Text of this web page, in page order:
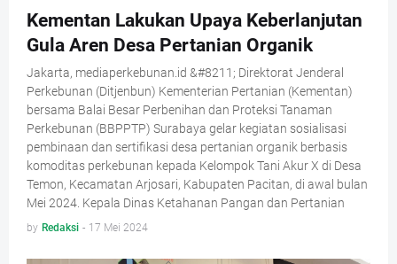
Kementan Lakukan Upaya Keberlanjutan
Gula Aren Desa Pertanian Organik
Jakarta, mediaperkebunan.id &#8211; Direktorat Jenderal
Perkebunan (Ditjenbun) Kementerian Pertanian (Kementan)
bersama Balai Besar Perbenihan dan Proteksi Tanaman
Perkebunan (BBPPTP) Surabaya gelar kegiatan sosialisasi
pembinaan dan sertifikasi desa pertanian organik berbasis
komoditas perkebunan kepada Kelompok Tani Akur X di Desa
Temon, Kecamatan Arjosari, Kabupaten Pacitan, di awal bulan
Mei 2024. Kepala Dinas Ketahanan Pangan dan Pertanian
by Redaksi - 17 Mei 2024